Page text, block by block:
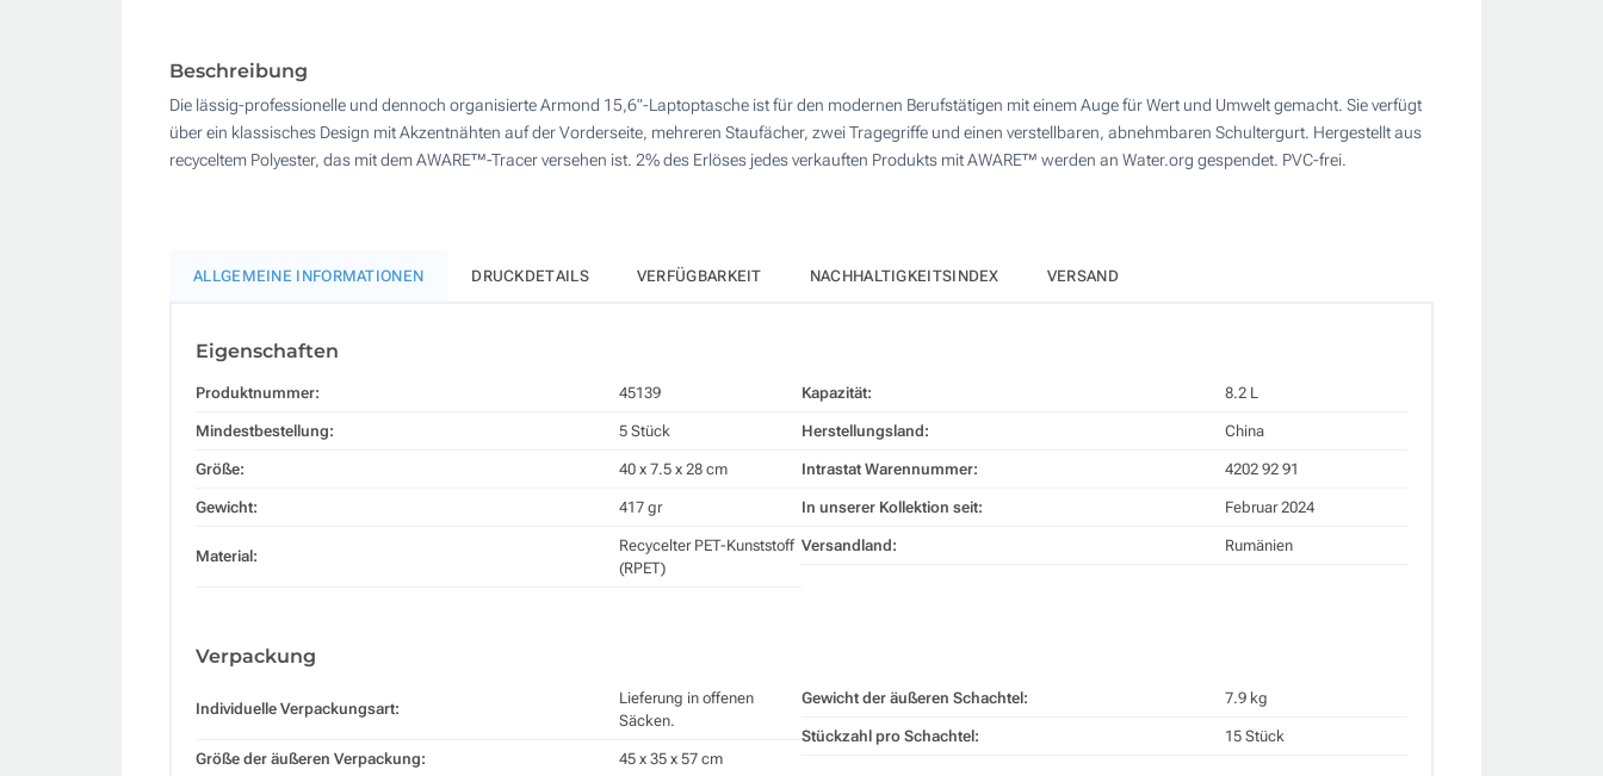
Ohne Werbedruck
100
Andere Menge :
Beschreibung
Die lässig-professionelle und dennoch organisierte Armond 15,6"-Laptoptasche ist für den modernen Berufstätigen mit einem Auge für Wert und Umwelt gemacht. Sie verfügt
über ein klassisches Design mit Akzentnähten auf der Vorderseite, mehreren Staufächer, zwei Tragegriffe und einen verstellbaren, abnehmbaren Schultergurt. Hergestellt aus
recyceltem Polyester, das mit dem AWARE™-Tracer versehen ist. 2% des Erlöses jedes verkauften Produkts mit AWARE™ werden an Water.org gespendet. PVC-frei.
ALLGEMEINE INFORMATIONEN DRUCKDETAILS VERFÜGBARKEIT NACHHALTIGKEITSINDEX VERSAND
Eigenschaften
Produktnummer: 45139
Mindestbestellung: 5 Stück
Größe: 40 x 7.5 x 28 cm
Gewicht: 417 gr
Material:
Recycelter PET-Kunststoff
(RPET)
Kapazität: 8.2 L
Herstellungsland: China
Intrastat Warennummer: 4202 92 91
In unserer Kollektion seit: Februar 2024
Versandland: Rumänien
Verpackung
Individuelle Verpackungsart:
Lieferung in offenen
Säcken.
Größe der äußeren Verpackung: 45 x 35 x 57 cm
Gewicht der äußeren Schachtel: 7.9 kg
Stückzahl pro Schachtel: 15 Stück